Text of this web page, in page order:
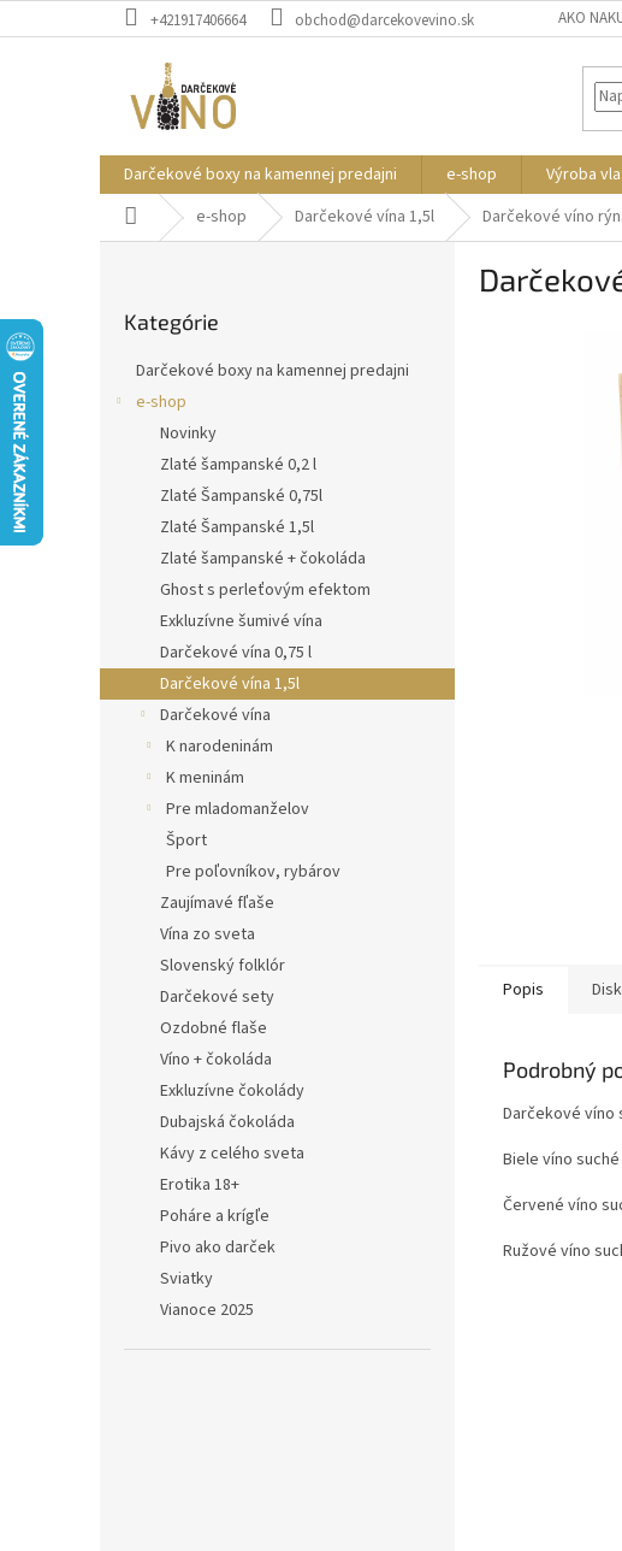
na
+421917406664 obchod@darcekovevino.sk AKO
Darčekové boxy na kamennej predajni e-shop Výroba
Domov e-shop Darčekové vína 1,5l Darčekové víno
kategórie
Kategórie
Darčekové boxy na kamennej predajni
e-shop
Novinky
Zlaté šampanské 0,2 l
Zlaté Šampanské 0,75l
Zlaté Šampanské 1,5l
Zlaté šampanské + čokoláda
Ghost s perleťovým efektom
Exkluzívne šumivé vína
Darčekové vína 0,75 l
Darčekové vína 1,5l
Darčekové vína
K narodeninám
K meninám
Pre mladomanželov
Šport
Pre poľovníkov, rybárov
Zaujímavé fľaše
Vína zo sveta
Slovenský folklór
Darčekové sety
Ozdobné flaše
Víno + čokoláda
Exkluzívne čokolády
Dubajská čokoláda
Kávy z celého sveta
Erotika 18+
Poháre a krígľe
Pivo ako darček
Sviatky
Vianoce 2025
Popis
Podrobný
Darčekové víno
Biele víno
Červené víno
Ružové víno